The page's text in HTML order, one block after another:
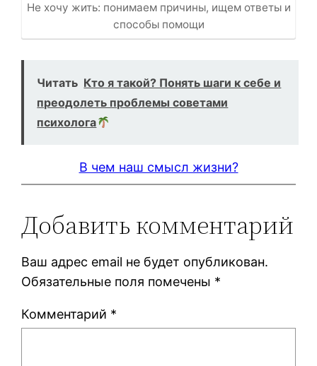
Не хочу жить: понимаем причины, ищем ответы и
способы помощи
Читать Кто я такой? Понять шаги к себе и
преодолеть проблемы советами
психолога
В чем наш смысл жизни?
Добавить комментарий
Ваш адрес email не будет опубликован.
Обязательные поля помечены *
Комментарий *